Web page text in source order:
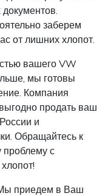
заберем
от лишних хлопот.
вашего VW
мы готовы
Компания
продать ваш
и
Обращайтесь к
с
приедем в Ваш